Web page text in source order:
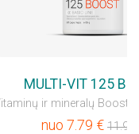
MULTI-VIT 125
nuo 7.79 € 11.99